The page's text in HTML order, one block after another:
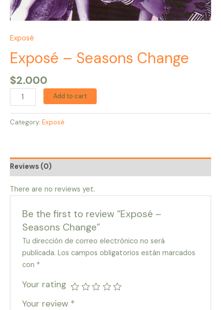
Exposé
Exposé – Seasons Change
$2.000
Add to cart
Category: Exposé
Reviews (0)
There are no reviews yet.
Be the first to review “Exposé –
Seasons Change”
Tu dirección de correo electrónico no será
publicada. Los campos obligatorios están marcados
con *
Your rating
Your review *